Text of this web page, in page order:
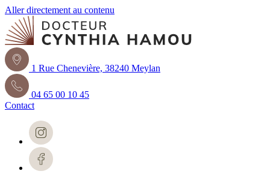
Aller directement au contenu
1 Rue Chenevière, 38240 Meylan
04 65 00 10 45
Contact